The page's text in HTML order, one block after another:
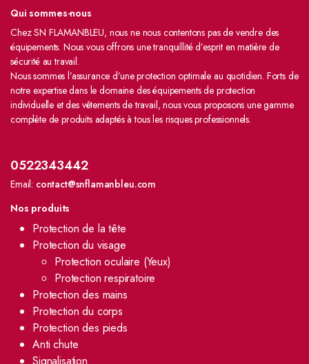
Qui sommes-nous
Chez SN FLAMANBLEU, nous ne nous contentons pas de vendre des
équipements. Nous vous offrons une tranquillité d’esprit en matière de
sécurité au travail.
Nous sommes l’assurance d’une protection optimale au quotidien. Forts de
notre expertise dans le domaine des équipements de protection
individuelle et des vêtements de travail, nous vous proposons une gamme
complète de produits adaptés à tous les risques professionnels.
0522343442
Email: contact@snflamanbleu.com
Nos produits
Protection de la tête
Protection du visage
Protection oculaire (Yeux)
Protection respiratoire
Protection des mains
Protection du corps
Protection des pieds
Anti chute